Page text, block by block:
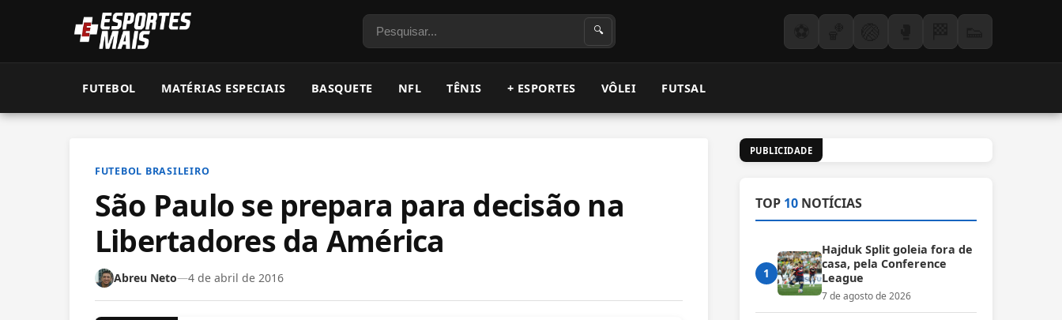
Pesquisar 🔍
FUTEBOL MATÉRIAS ESPECIAIS BASQUETE NFL TÊNIS + ESPORTES VÔLEI FUTSAL
FUTEBOL BRASILEIRO
São Paulo se prepara para decisão na
Libertadores da América
Abreu Neto—4 de abril de 2016
PUBLICIDADE
TOP 10 NOTÍCIAS
1
Hajduk Split goleia fora de
casa, pela Conference
League
7 de agosto de 2026